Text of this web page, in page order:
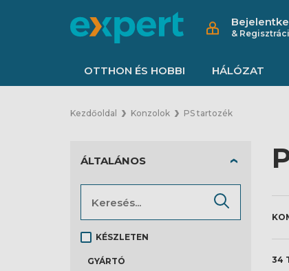
&
OTTHON ÉS HOBBI HÁLÓZAT
Kezdőoldal Konzolok PS tartozék
34
ÁLTALÁNOS
KÉSZLETEN
GYÁRTÓ